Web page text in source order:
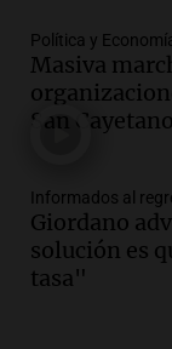
Audio.
"Tres
hacerle
Audio.
metros
800 kilos
Una
Política y
Masiva
San Cayetano
Informados al
Giordano
solución es
tasa"